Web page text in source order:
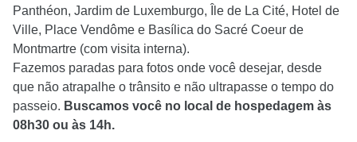
Panthéon, Jardim de Luxemburgo, Île de La Cité, Hotel de
Ville, Place Vendôme e Basílica do Sacré Coeur de
Montmartre (com visita interna).
Fazemos paradas para fotos onde você desejar, desde
que não atrapalhe o trânsito e não ultrapasse o tempo do
passeio. Buscamos você no local de hospedagem às
08h30 ou às 14h.